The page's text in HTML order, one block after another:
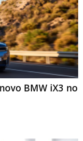
BMW iX3 no